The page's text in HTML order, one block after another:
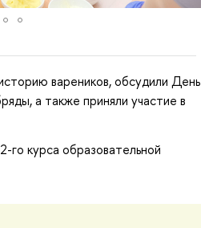
вареников, обсудили День
а также приняли участие в
курса образовательной